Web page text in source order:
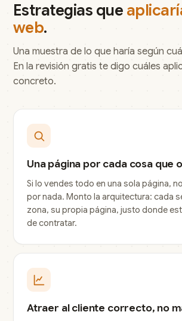
Estrategias que
web.
Una muestra de lo que haría según
En la revisión gratis te digo cuáles
concreto.
Una página por cada cosa que
Si lo vendes todo en una sola página,
por nada. Monto la arquitectura: cada
zona, su propia página, justo donde
de contratar.
Atraer al cliente correcto, no